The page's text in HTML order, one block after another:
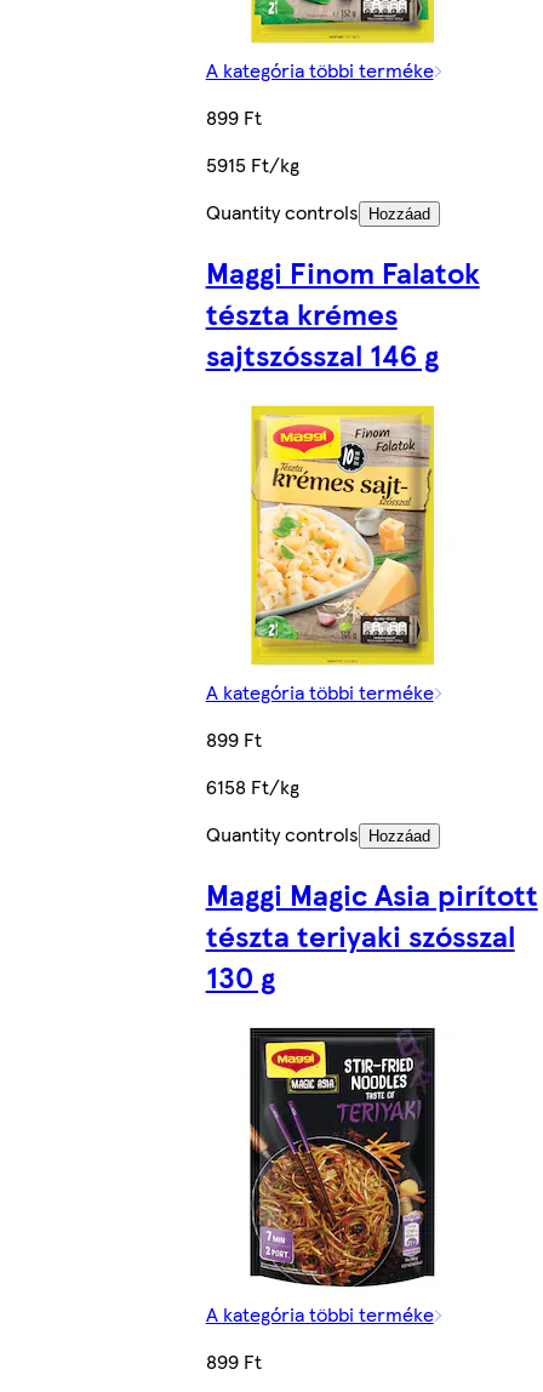
A kategória többi terméke
899 Ft
5915 Ft/kg
Quantity controls
Hozzáad
Maggi Finom Falatok
tészta krémes
sajtszósszal 146 g
A kategória többi terméke
899 Ft
6158 Ft/kg
Quantity controls
Hozzáad
Maggi Magic Asia pirított
tészta teriyaki szósszal
130 g
A kategória többi terméke
899 Ft